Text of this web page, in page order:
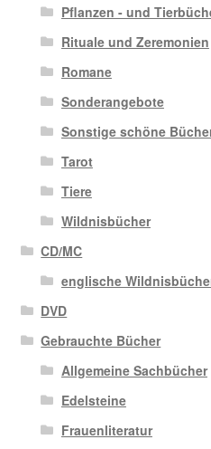
Pflanzen - und
Rituale und Zeremonien
Romane
Sonderangebote
Sonstige schöne
Tarot
Tiere
Wildnisbücher
CD/MC
englische
DVD
Gebrauchte Bücher
Allgemeine Sachbücher
Edelsteine
Frauenliteratur